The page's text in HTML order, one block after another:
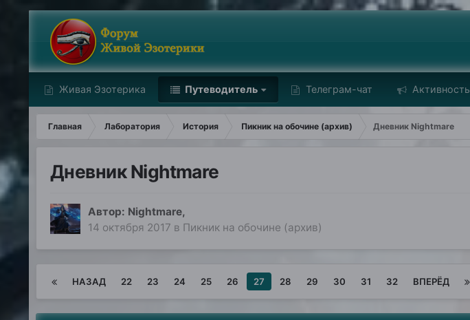
Живая Эзотерика Путеводитель Телеграм-чат Активность
Главная Лаборатория История Пикник на обочине (архив) Дневник Nightmare
Дневник Nightmare
Автор: Nightmare,
14 октября 2017 в Пикник на обочине (архив)
НАЗАД 22 23 24 25 26 27 28 29 30 31 32 ВПЕРЁД